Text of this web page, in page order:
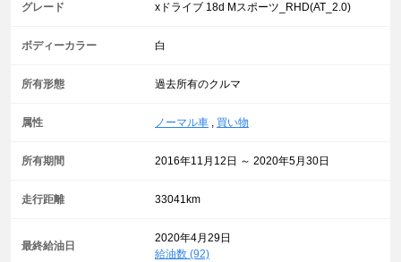
グレード xドライブ 18d Mスポーツ_RHD(AT_2.0)
ボディーカラー 白
所有形態 過去所有のクルマ
属性 ノーマル車 , 買い物
所有期間 2016年11月12日 ～ 2020年5月30日
走行距離 33041km
最終給油日
2020年4月29日
給油数 (92)